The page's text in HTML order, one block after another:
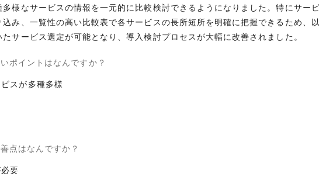
多様なサービスの情報を一元的に比較検討できるようになりました。特にサー
み、一覧性の高い比較表で各サービスの長所短所を明確に把握できるため、
サービス選定が可能となり、導入検討プロセスが大幅に改善されました。
ポイントはなんですか？
スが多種多様
点はなんですか？
要